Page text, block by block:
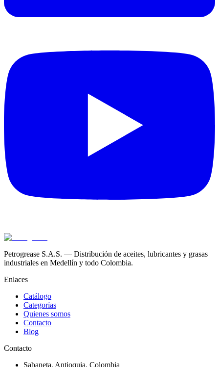
Petrogrease S.A.S. — Distribución de aceites, lubricantes y grasas
industriales en Medellín y todo Colombia.
Enlaces
Catálogo
Categorías
Quienes somos
Contacto
Blog
Contacto
Sabaneta, Antioquia, Colombia